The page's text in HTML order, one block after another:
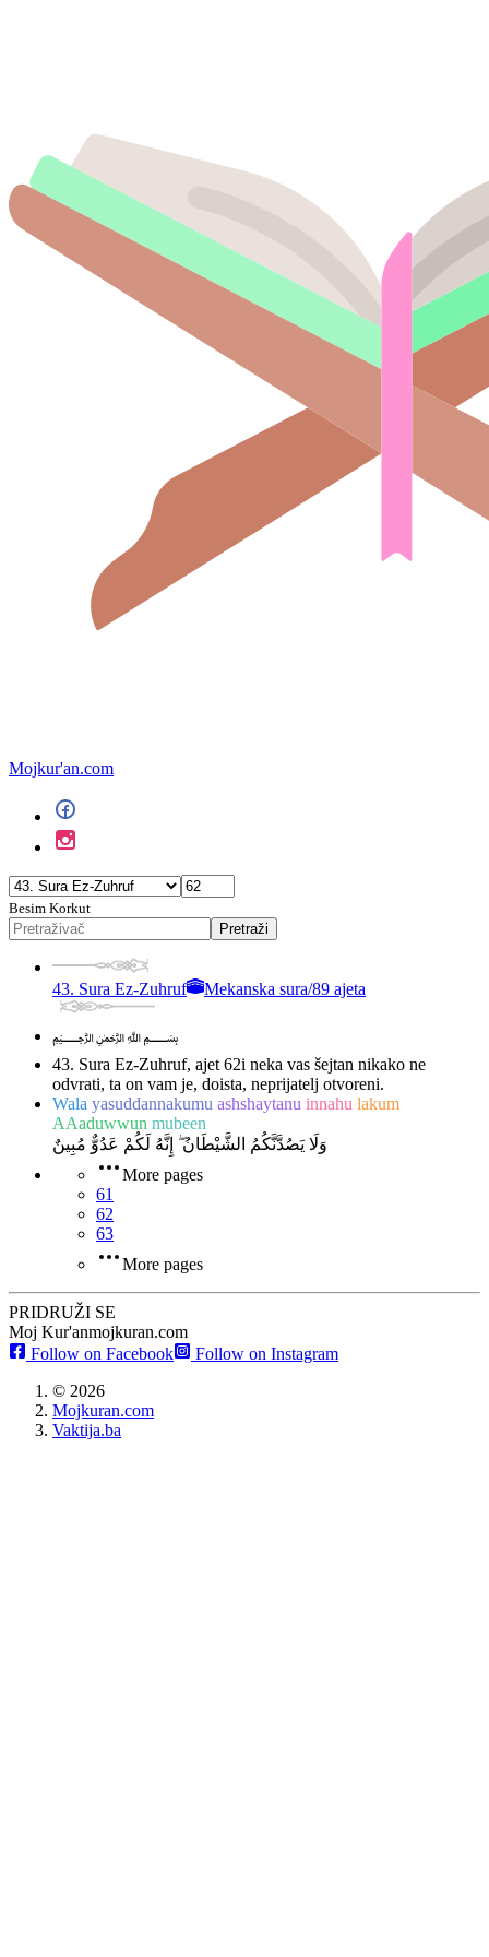
Mojkur'an.com
Besim Korkut
Pretraži
43. Sura Ez-Zuhruf Mekanska sura/89 ajeta
﷽
43. Sura Ez-Zuhruf, ajet 62i neka vas šejtan nikako ne
odvrati, ta on vam je, doista, neprijatelj otvoreni.
Wala yasuddannakumu ashshaytanu innahu lakum
AAaduwwun mubeen
وَلَا يَصُدَّنَّكُمُ الشَّيْطَانُ ۖ إِنَّهُ لَكُمْ عَدُوٌّ مُبِينٌ
More pages
61
62
63
More pages
PRIDRUŽI SE
Moj Kur'anmojkuran.com
Follow on Facebook
Follow on Instagram
© 2026
Mojkuran.com
Vaktija.ba